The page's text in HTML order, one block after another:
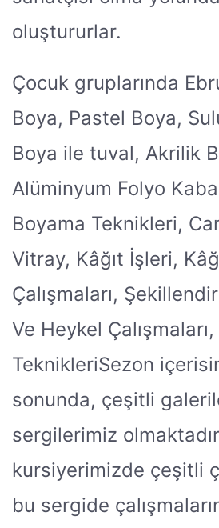
oluştururlar.
Çocuk gruplarında
Boya, Pastel Boya,
Boya ile tuval, Akrilik
Alüminyum Folyo
Boyama Teknikleri,
Vitray, Kâğıt İşleri,
Çalışmaları,
Ve Heykel
TeknikleriSezon
sonunda, çeşitli
sergilerimiz
kursiyerimizde çeşitli
bu sergide